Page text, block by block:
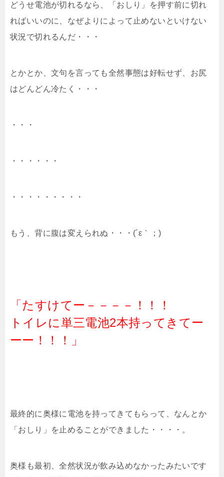
どうせ電池が切れるなら、「おしり」を押す前に切れ
ればいいのに、なぜよりによって止めないといけない
状況で切れるんだ・・・
とかとか、文句を言っても全然事態は好転せず、お尻
はどんどん冷たく・・・
・・・
・・・・・・
・・・・・・・・・
もう、背に腹は変えられぬ・・・(´ε｀；)
「たすけてー－－－－！！！
トイレに単三電池2本持ってきてー
ーー！！！」
最終的に奥様に電池を持ってきてもらって、なんとか
「おしり」を止めることができました・・・・。
奥様も最初、全然状況が飲み込めなかったみたいです